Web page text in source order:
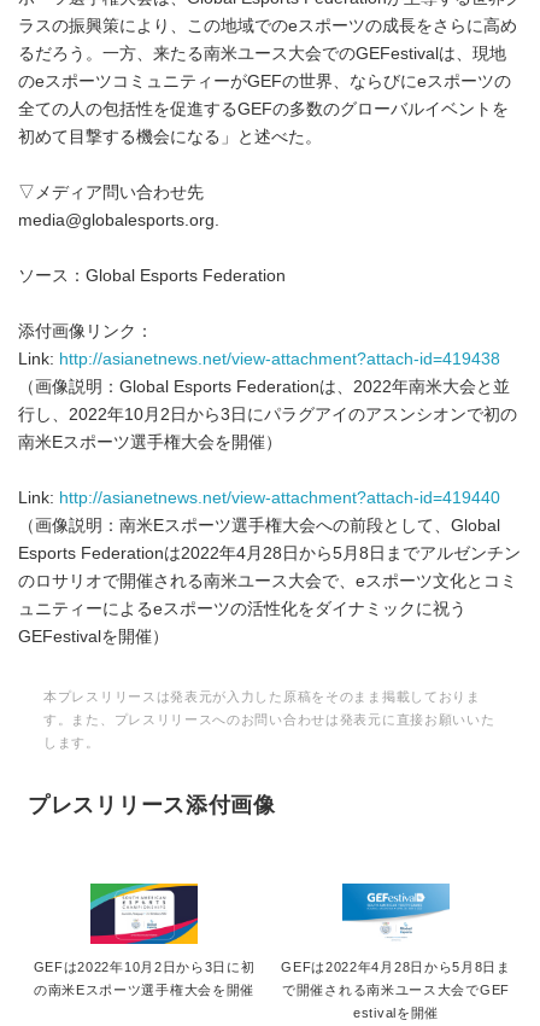
ラスの振興策により、この地域でのeスポーツの成長をさらに高め
るだろう。一方、来たる南米ユース大会でのGEFestivalは、現地
のeスポーツコミュニティーがGEFの世界、ならびにeスポーツの
全ての人の包括性を促進するGEFの多数のグローバルイベントを
初めて目撃する機会になる」と述べた。
▽メディア問い合わせ先
media@globalesports.org.
ソース：Global Esports Federation
添付画像リンク：
Link: http://asianetnews.net/view-attachment?attach-id=419438
（画像説明：Global Esports Federationは、2022年南米大会と並
行し、2022年10月2日から3日にパラグアイのアスンシオンで初の
南米Eスポーツ選手権大会を開催）
Link: http://asianetnews.net/view-attachment?attach-id=419440
（画像説明：南米Eスポーツ選手権大会への前段として、Global
Esports Federationは2022年4月28日から5月8日までアルゼンチン
のロサリオで開催される南米ユース大会で、eスポーツ文化とコミ
ュニティーによるeスポーツの活性化をダイナミックに祝う
GEFestivalを開催）
本プレスリリースは発表元が入力した原稿をそのまま掲載しておりま
す。また、プレスリリースへのお問い合わせは発表元に直接お願いいた
します。
プレスリリース添付画像
GEFは2022年10月2日から3日に初
の南米Eスポーツ選手権大会を開催
GEFは2022年4月28日から5月8日ま
で開催される南米ユース大会でGEF
estivalを開催